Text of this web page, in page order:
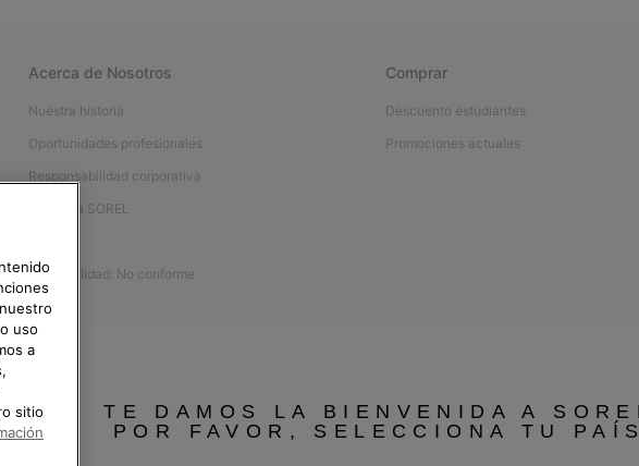
Acerca de Nosotros
Nuestra historia
Oportunidades profesionales
Responsabilidad corporativa
Afíliese a SOREL
Accesibilidad: No conforme
Comprar
Descuento estudiantes
Promociones actuales
TE DAMOS LA BIENVENIDA A
POR FAVOR, SELECCIONA TU
uso
a
sitio